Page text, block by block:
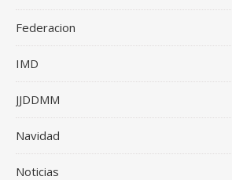
Federacion
IMD
JJDDMM
Navidad
Noticias